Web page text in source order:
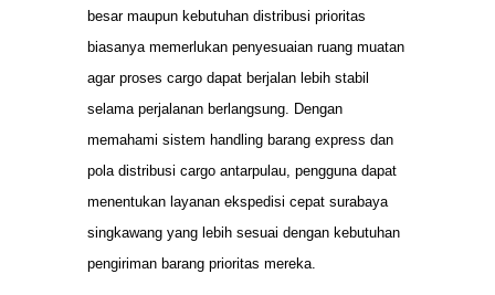
besar maupun kebutuhan distribusi prioritas
biasanya memerlukan penyesuaian ruang muatan
agar proses cargo dapat berjalan lebih stabil
selama perjalanan berlangsung. Dengan
memahami sistem handling barang express dan
pola distribusi cargo antarpulau, pengguna dapat
menentukan layanan ekspedisi cepat surabaya
singkawang yang lebih sesuai dengan kebutuhan
pengiriman barang prioritas mereka.